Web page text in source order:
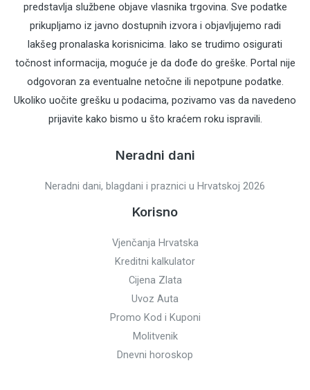
predstavlja službene objave vlasnika trgovina. Sve podatke
prikupljamo iz javno dostupnih izvora i objavljujemo radi
lakšeg pronalaska korisnicima. Iako se trudimo osigurati
točnost informacija, moguće je da dođe do greške. Portal nije
odgovoran za eventualne netočne ili nepotpune podatke.
Ukoliko uočite grešku u podacima, pozivamo vas da navedeno
prijavite kako bismo u što kraćem roku ispravili.
Neradni dani
Neradni dani, blagdani i praznici u Hrvatskoj 2026
Korisno
Vjenčanja Hrvatska
Kreditni kalkulator
Cijena Zlata
Uvoz Auta
Promo Kod i Kuponi
Molitvenik
Dnevni horoskop